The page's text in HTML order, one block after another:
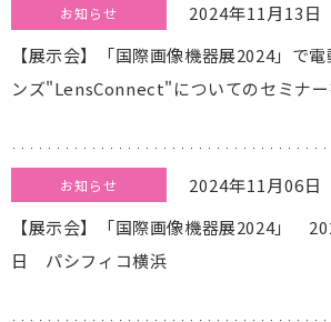
2024年11月13日
お知らせ
【展示会】「国際画像機器展2024」で
ンズ"LensConnect"についてのセミナ
2024年11月06日
お知らせ
【展示会】「国際画像機器展2024」
日 パシフィコ横浜